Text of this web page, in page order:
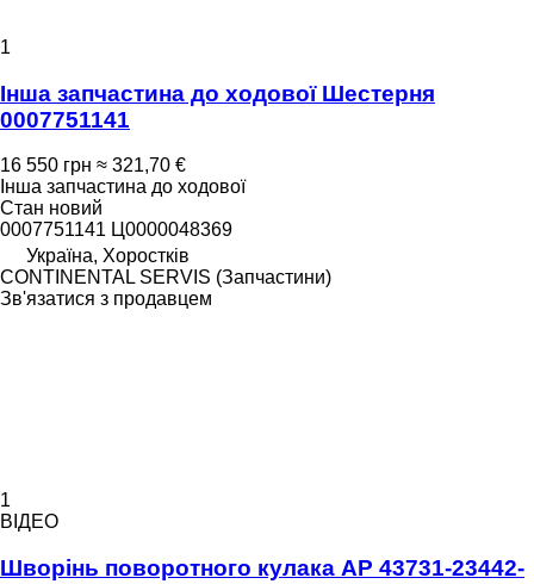
1
Інша запчастина до ходової Шестерня
0007751141
16 550 грн ≈ 321,70 €
Інша запчастина до ходової
Стан новий
0007751141 Ц0000048369
Україна, Хоростків
CONTINENTAL SERVIS (Запчастини)
Зв'язатися з продавцем
1
ВІДЕО
Шворінь поворотного кулака AP 43731-23442-